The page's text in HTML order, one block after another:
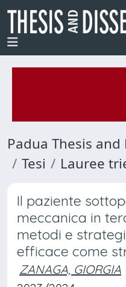
Padua Thesis
Tesi
Lauree
Il paziente
meccanica in
metodi e
efficace come
ZANAGA, GIORGIA